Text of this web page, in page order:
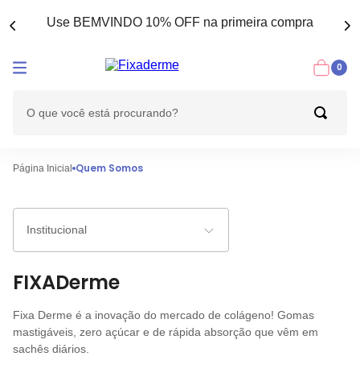
Use BEMVINDO 10% OFF na primeira compra
0
Página Inicial Quem Somos
Institucional
Quem Somos
FIXADerme
Fixa Derme é a inovação do mercado de colágeno! Gomas
mastigáveis, zero açúcar e de rápida absorção que vêm em
sachês diários.